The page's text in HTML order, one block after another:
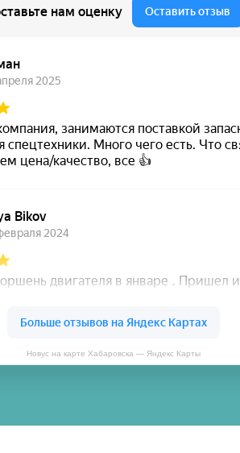
Новус на карте Хабаровска — Яндекс Карты